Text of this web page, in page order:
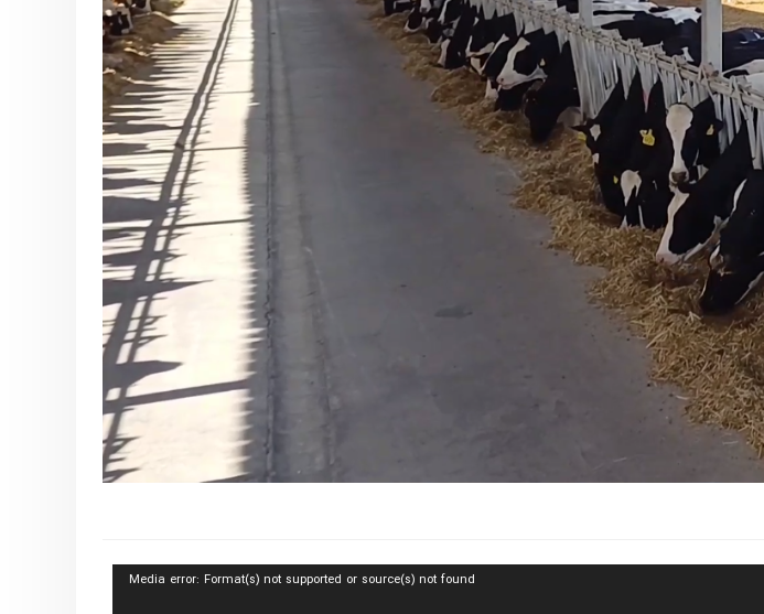
Media error: Format(s) not supported or source(s) not found